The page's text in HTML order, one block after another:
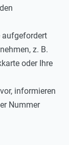
aufgefordert
z. B.
oder Ihre
informieren
Nummer